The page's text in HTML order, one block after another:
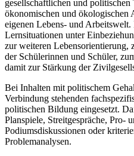
gesellschaftlichen und politischen
ökonomischen und ökologischen
eigenen Lebens- und
Lernsituationen unter
zur weiteren
der Schülerinnen und Schüler,
damit zur Stärkung der
Bei Inhalten mit politischem
Verbindung stehenden
politischen Bildung eingesetzt.
Planspiele, Streitgespräche, Pro-
Podiumsdiskussionen oder
Problemanalysen.